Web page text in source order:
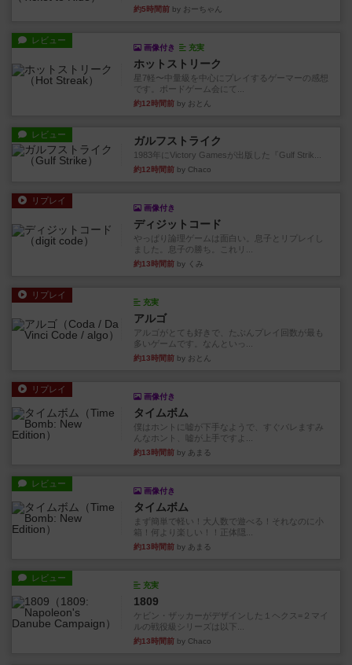
約5時間前 by おーちゃん
レビュー
画像付き 充実
ホットストリーク
星7軽〜中量級を中心にプレイするゲーマーの感想
です。ボードゲーム会にて...
約12時間前 by おとん
レビュー ガルフストライク
1983年にVictory Gamesが出版した『Gulf Strik...
約12時間前 by Chaco
リプレイ
画像付き
ディジットコード
やっぱり論理ゲームは面白い。息子とリプレイし
ました。息子の勝ち。これリ...
約13時間前 by くみ
リプレイ
充実
アルゴ
アルゴがとても好きで、たぶんプレイ回数が最も
多いゲームです。なんといっ...
約13時間前 by おとん
リプレイ
画像付き
タイムボム
僕はホントに嘘が下手なようで、すぐバレますみ
んなホント、嘘が上手ですよ...
約13時間前 by あまる
レビュー
画像付き
タイムボム
まず簡単で軽い！大人数で遊べる！それなのに小
箱！何より楽しい！！正体隠...
約13時間前 by あまる
レビュー
充実
1809
ケビン・ザッカーがデザインした１ヘクス=２マイ
ルの戦役級シリーズは以下...
約13時間前 by Chaco